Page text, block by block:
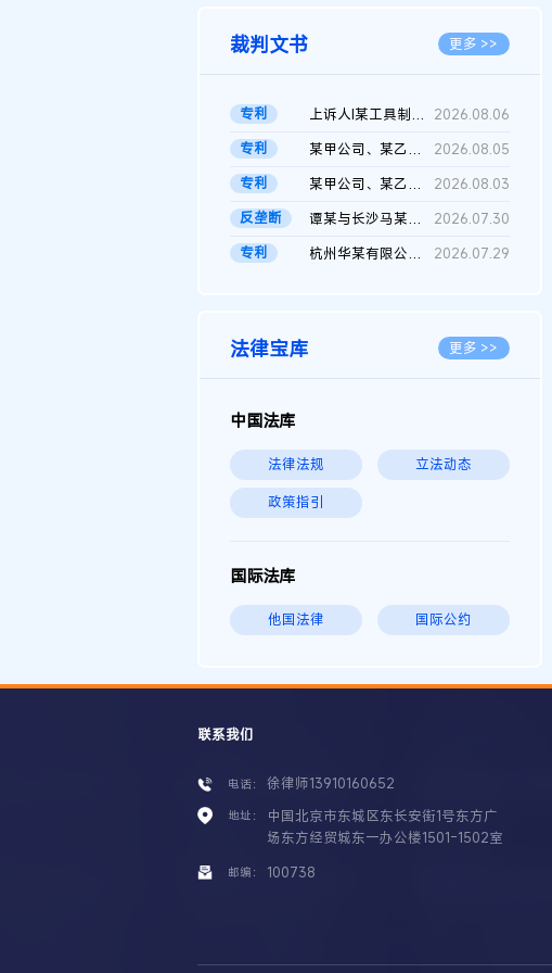
裁判文书 更多 >>
专利 上诉人I某工具制品有限公司与被上诉人程某及一审被告中华人民共和...
2026.08.06
专利
某甲公司、某乙公司、某丙公司申请诉前行为保全复议裁定书
2026.08.05
专利
某甲公司、某乙公司、官某与某丙公司专利申请权权属纠纷 二审判决...
2026.08.03
反垄断
谭某与长沙马某堆农产品股份有限公司滥用市场支配地位纠纷二审裁...
2026.07.30
专利
杭州华某有限公司与菲某有限公司侵害发明专利权纠纷 2026.07.29
法律宝库 更多 >>
中国法库
法律法规 立法动态
政策指引
国际法库
他国法律 国际公约
联系我们
电话： 徐律师13910160652
地址：
中国北京市东城区东长安街1号东方广
场东方经贸城东一办公楼1501-1502室
邮编： 100738